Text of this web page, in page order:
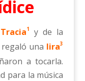
Tracia1
y de la
una lira3
a tocarla.
para la música